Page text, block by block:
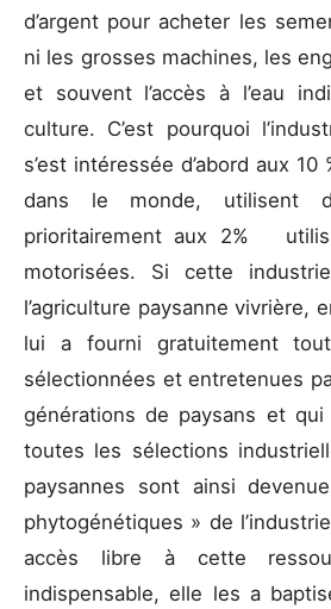
d’argent pour acheter les
ni les grosses machines, les
et souvent l’accès à l’eau
culture. C’est pourquoi
s’est intéressée d’abord aux
dans le monde, utilisent
prioritairement aux 2%
motorisées. Si cette
l’agriculture paysanne vivrière,
lui a fourni gratuitement
sélectionnées et entretenues
générations de paysans et
toutes les sélections
paysannes sont ainsi
phytogénétiques » de
accès libre à cette
indispensable, elle les a